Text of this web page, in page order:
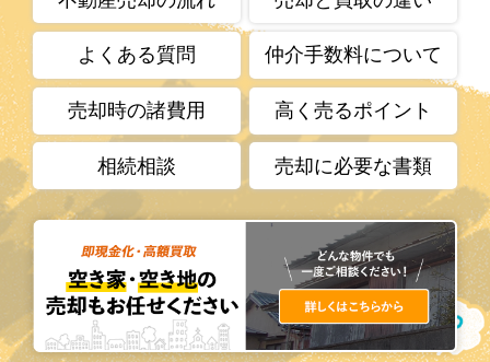
よくある質問 仲介手数料について
売却時の諸費用 高く売るポイント
相続相談 売却に必要な書類